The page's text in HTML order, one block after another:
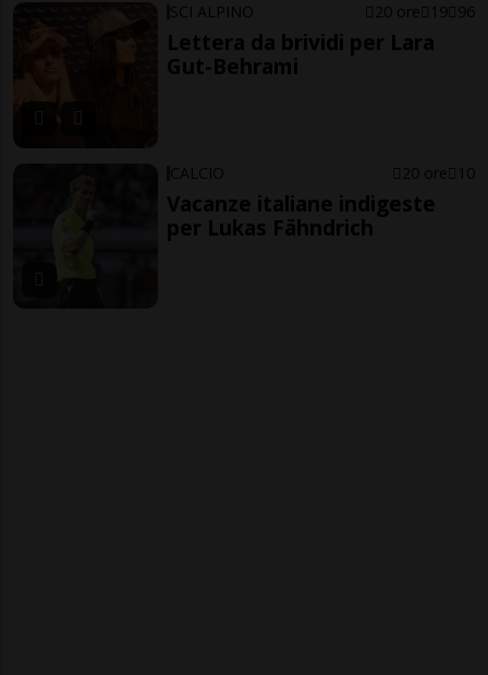
SCI ALPINO 20 ore 19 96
Lettera da brividi per Lara
Gut-Behrami
CALCIO 20 ore 10
Vacanze italiane indigeste
per Lukas Fähndrich